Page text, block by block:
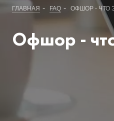
ГЛАВНАЯ - FAQ - ОФШОР - ЧТО
Офшор -